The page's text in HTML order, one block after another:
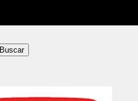
Buscar